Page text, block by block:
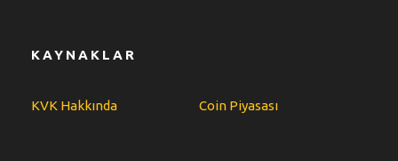
KAYNAKLAR
KVK Hakkında Coin Piyasası